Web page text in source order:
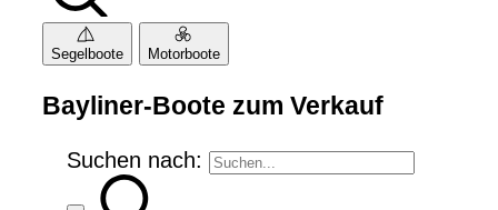
Segelboote Motorboote
Bayliner-Boote zum Verkauf
Suchen nach: